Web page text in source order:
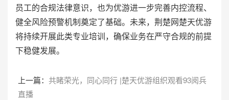
员工的合规法律意识，也为优游进一步完善内控流程、
健全风险预警机制奠定了基础。未来，荆楚网楚天优游
将持续开展此类专业培训，确保业务在严守合规的前提
下稳健发展。
上一篇： 共睹荣光，同心同行 |楚天优游组织观看93阅兵
直播